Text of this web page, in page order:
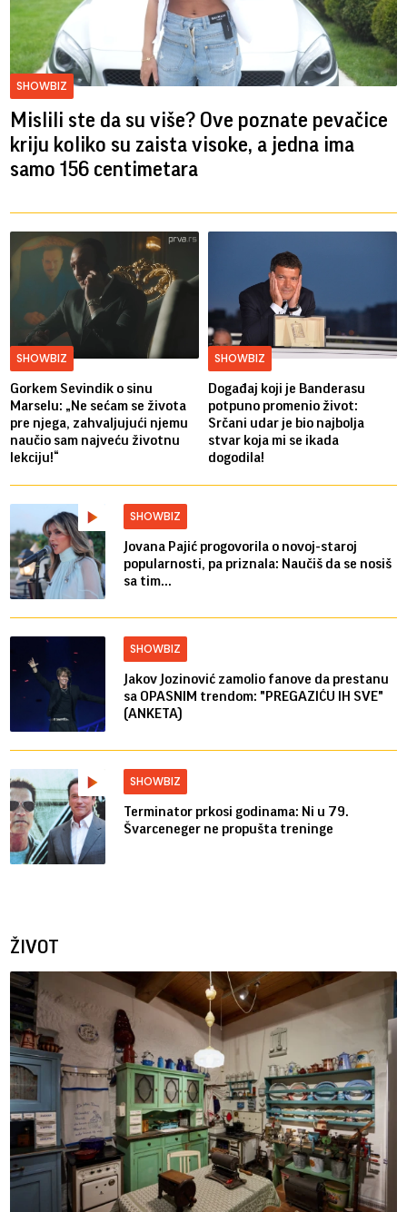
SHOWBIZ
Mislili ste da su više? Ove poznate pevačice
kriju koliko su zaista visoke, a jedna ima
samo 156 centimetara
SHOWBIZ
Gorkem Sevindik o sinu
Marselu: „Ne sećam se života
pre njega, zahvaljujući njemu
naučio sam najveću životnu
lekciju!“
SHOWBIZ
Događaj koji je Banderasu
potpuno promenio život:
Srčani udar je bio najbolja
stvar koja mi se ikada
dogodila!
SHOWBIZ
Jovana Pajić progovorila o novoj-staroj
popularnosti, pa priznala: Naučiš da se nosiš
sa tim...
SHOWBIZ
Jakov Jozinović zamolio fanove da prestanu
sa OPASNIM trendom: "PREGAZIĆU IH SVE"
(ANKETA)
SHOWBIZ
Terminator prkosi godinama: Ni u 79.
Švarceneger ne propušta treninge
ŽIVOT